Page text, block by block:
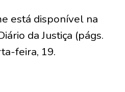
está disponível na
da Justiça (págs.
feira, 19.